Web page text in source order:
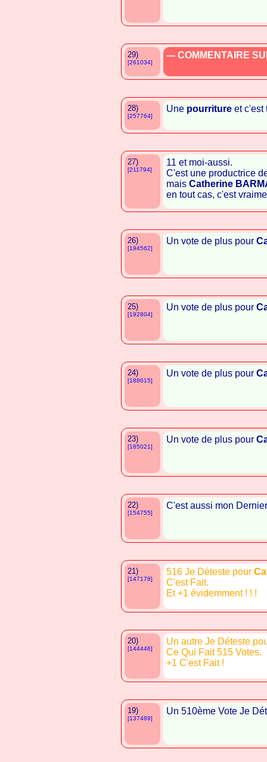
29)
[261034]
--- COMMENTAIRE
28)
[257764]
Une pourriture et c'est
27)
[211794]
11 et moi-aussi.
C'est une productrice
mais Catherine
en tout cas, c'est
26)
[194562]
Un vote de plus pour
25)
[192804]
Un vote de plus pour
24)
[188615]
Un vote de plus pour
23)
[185021]
Un vote de plus pour
22)
[154755]
C'est aussi mon
21)
[147178]
516 Je Déteste pour
C'est Fait.
Et +1 évidemment ! ! !
20)
[144446]
Un autre Je Déteste
Ce Qui Fait 515 Votes.
+1 C'est Fait !
19)
[137489]
Un 510ème Vote Je